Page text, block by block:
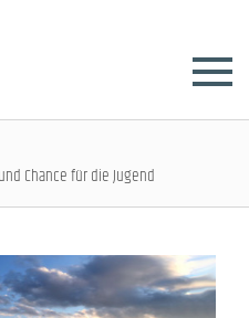
Chance für die Jugend